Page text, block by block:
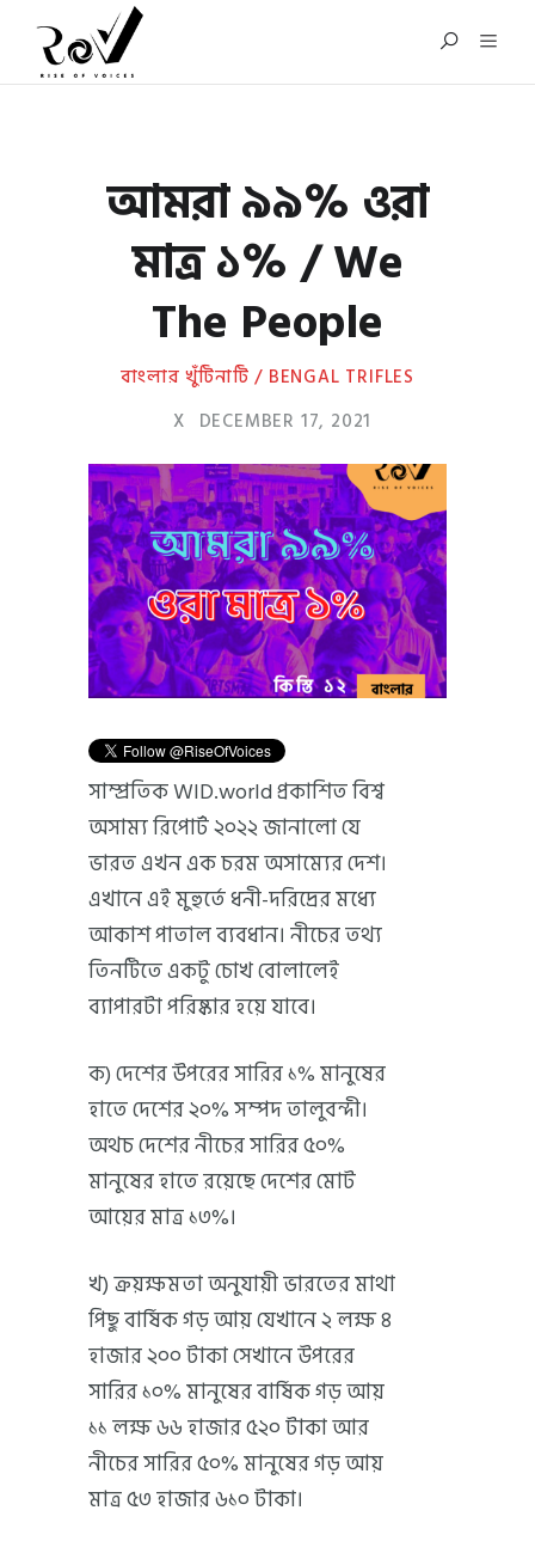
আমরা ৯৯% ওরা
মাত্র ১% / We
The People
বাংলার খুঁটিনাটি / BENGAL TRIFLES
X DECEMBER 17, 2021
সাম্প্রতিক WID.world প্রকাশিত বিশ্ব
অসাম্য রিপোর্ট ২০২২ জানালো যে
ভারত এখন এক চরম অসাম্যের দেশ।
এখানে এই মুহুর্তে ধনী-দরিদ্রের মধ্যে
আকাশ পাতাল ব্যবধান। নীচের তথ্য
তিনটিতে একটু চোখ বোলালেই
ব্যাপারটা পরিষ্কার হয়ে যাবে।
ক) দেশের উপরের সারির ১% মানুষের
হাতে দেশের ২০% সম্পদ তালুবন্দী।
অথচ দেশের নীচের সারির ৫০%
মানুষের হাতে রয়েছে দেশের মোট
আয়ের মাত্র ১৩%।
খ) ক্রয়ক্ষমতা অনুযায়ী ভারতের মাথা
পিছু বার্ষিক গড় আয় যেখানে ২ লক্ষ ৪
হাজার ২০০ টাকা সেখানে উপরের
সারির ১০% মানুষের বার্ষিক গড় আয়
১১ লক্ষ ৬৬ হাজার ৫২০ টাকা আর
নীচের সারির ৫০% মানুষের গড় আয়
মাত্র ৫৩ হাজার ৬১০ টাকা।